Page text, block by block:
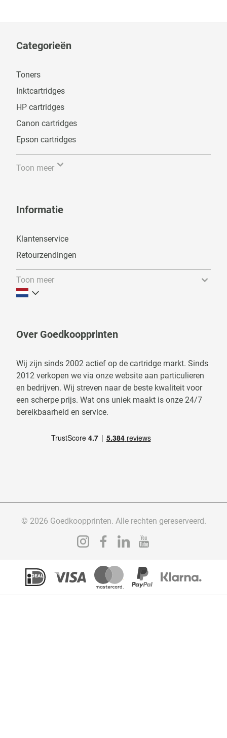
Categorieën
Toners
Inktcartridges
HP cartridges
Canon cartridges
Epson cartridges
Toon meer
Informatie
Klantenservice
Retourzendingen
Toon meer
Over Goedkoopprinten
Wij zijn sinds 2002 actief op de cartridge markt. Sinds
2012 verkopen we via onze website aan particulieren
en bedrijven. Wij streven naar de beste kwaliteit voor
een scherpe prijs. Wat ons uniek maakt is onze 24/7
bereikbaarheid en service.
© 2026 Goedkoopprinten. Alle rechten gereserveerd.